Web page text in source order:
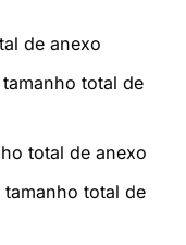
de anexo
total de
total de anexo
total de